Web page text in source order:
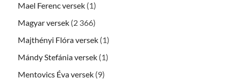
Mael Ferenc versek (1)
Magyar versek (2 366)
Majthényi Flóra versek (1)
Mándy Stefánia versek (1)
Mentovics Éva versek (9)